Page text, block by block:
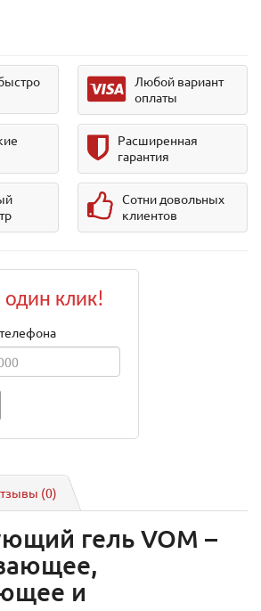
Любой вариант
оплаты
Расширенная
гарантия
Сотни довольных
клиентов
один клик!
(0)
гель VOM –
и